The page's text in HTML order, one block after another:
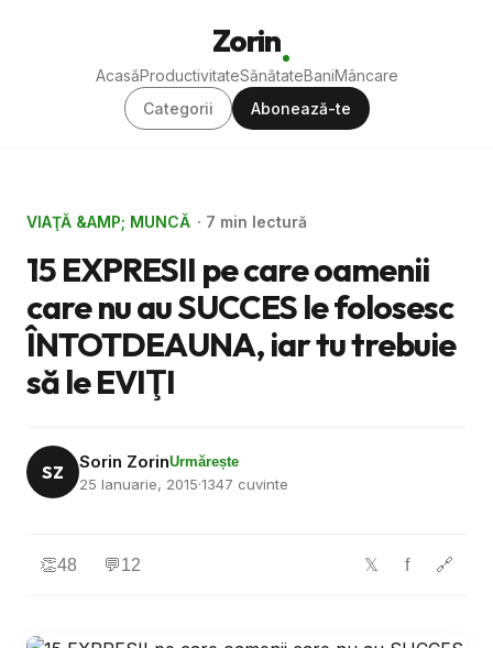
Zorin
AcasăProductivitateSănătateBaniMâncare
Categorii
Abonează-te
VIAŢĂ &AMP; MUNCĂ · 7 min lectură
15 EXPRESII pe care oamenii
care nu au SUCCES le folosesc
ÎNTOTDEAUNA, iar tu trebuie
să le EVIŢI
SZ Sorin ZorinUrmărește
25 Ianuarie, 2015·1347 cuvinte
👏48 💬12 𝕏 f 🔗